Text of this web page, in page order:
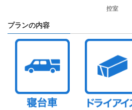
控室
プランの内容